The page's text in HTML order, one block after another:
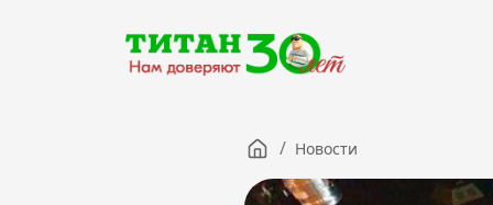
/ Новости